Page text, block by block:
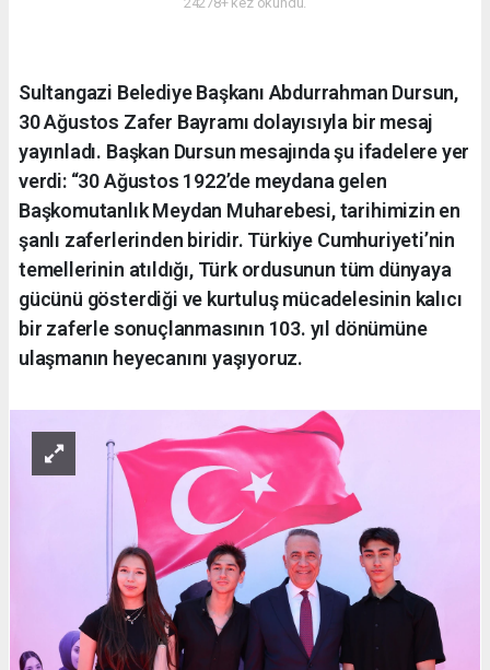
Sultangazi Belediye Başkanı Abdurrahman Dursun,
30 Ağustos Zafer Bayramı dolayısıyla bir mesaj
yayınladı. Başkan Dursun mesajında şu ifadelere yer
verdi: “30 Ağustos 1922’de meydana gelen
Başkomutanlık Meydan Muharebesi, tarihimizin en
şanlı zaferlerinden biridir. Türkiye Cumhuriyeti’nin
temellerinin atıldığı, Türk ordusunun tüm dünyaya
gücünü gösterdiği ve kurtuluş mücadelesinin kalıcı
bir zaferle sonuçlanmasının 103. yıl dönümüne
ulaşmanın heyecanını yaşıyoruz.